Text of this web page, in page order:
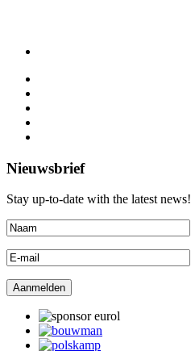
Nieuwsbrief
Stay up-to-date with the latest news!